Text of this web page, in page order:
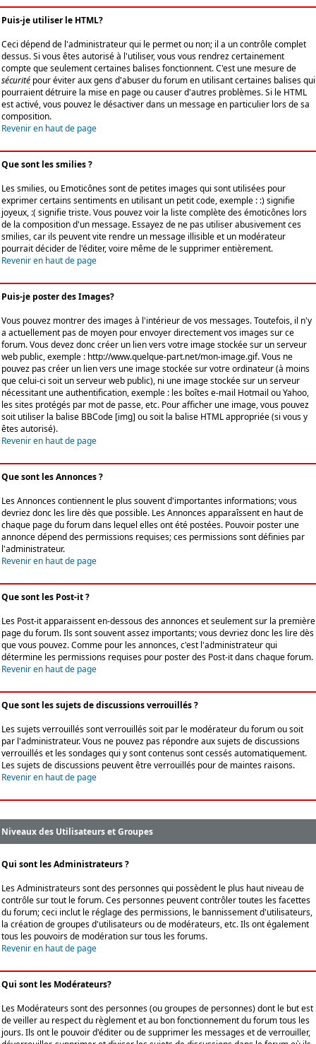
Puis-je utiliser le HTML?
Ceci dépend de l'administrateur qui le permet ou non; il a un contrôle complet
dessus. Si vous êtes autorisé à l'utiliser, vous vous rendrez certainement
compte que seulement certaines balises fonctionnent. C'est une mesure de
sécurité pour éviter aux gens d'abuser du forum en utilisant certaines balises qui
pourraient détruire la mise en page ou causer d'autres problèmes. Si le HTML
est activé, vous pouvez le désactiver dans un message en particulier lors de sa
composition.
Revenir en haut de page
Que sont les smilies ?
Les smilies, ou Emoticônes sont de petites images qui sont utilisées pour
exprimer certains sentiments en utilisant un petit code, exemple : :) signifie
joyeux, :( signifie triste. Vous pouvez voir la liste complète des émoticônes lors
de la composition d'un message. Essayez de ne pas utiliser abusivement ces
smilies, car ils peuvent vite rendre un message illisible et un modérateur
pourrait décider de l'éditer, voire même de le supprimer entièrement.
Revenir en haut de page
Puis-je poster des Images?
Vous pouvez montrer des images à l'intérieur de vos messages. Toutefois, il n'y
a actuellement pas de moyen pour envoyer directement vos images sur ce
forum. Vous devez donc créer un lien vers votre image stockée sur un serveur
web public, exemple : http://www.quelque-part.net/mon-image.gif. Vous ne
pouvez pas créer un lien vers une image stockée sur votre ordinateur (à moins
que celui-ci soit un serveur web public), ni une image stockée sur un serveur
nécessitant une authentification, exemple : les boîtes e-mail Hotmail ou Yahoo,
les sites protégés par mot de passe, etc. Pour afficher une image, vous pouvez
soit utiliser la balise BBCode [img] ou soit la balise HTML appropriée (si vous y
êtes autorisé).
Revenir en haut de page
Que sont les Annonces ?
Les Annonces contiennent le plus souvent d'importantes informations; vous
devriez donc les lire dès que possible. Les Annonces apparaîssent en haut de
chaque page du forum dans lequel elles ont été postées. Pouvoir poster une
annonce dépend des permissions requises; ces permissions sont définies par
l'administrateur.
Revenir en haut de page
Que sont les Post-it ?
Les Post-it apparaissent en-dessous des annonces et seulement sur la première
page du forum. Ils sont souvent assez importants; vous devriez donc les lire dès
que vous pouvez. Comme pour les annonces, c'est l'administrateur qui
détermine les permissions requises pour poster des Post-it dans chaque forum.
Revenir en haut de page
Que sont les sujets de discussions verrouillés ?
Les sujets verrouillés sont verrouillés soit par le modérateur du forum ou soit
par l'administrateur. Vous ne pouvez pas répondre aux sujets de discussions
verrouillés et les sondages qui y sont contenus sont cessés automatiquement.
Les sujets de discussions peuvent être verrouillés pour de maintes raisons.
Revenir en haut de page
Niveaux des Utilisateurs et Groupes
Qui sont les Administrateurs ?
Les Administrateurs sont des personnes qui possèdent le plus haut niveau de
contrôle sur tout le forum. Ces personnes peuvent contrôler toutes les facettes
du forum; ceci inclut le réglage des permissions, le bannissement d'utilisateurs,
la création de groupes d'utilisateurs ou de modérateurs, etc. Ils ont également
tous les pouvoirs de modération sur tous les forums.
Revenir en haut de page
Qui sont les Modérateurs?
Les Modérateurs sont des personnes (ou groupes de personnes) dont le but est
de veiller au respect du règlement et au bon fonctionnement du forum tous les
jours. Ils ont le pouvoir d'éditer ou de supprimer les messages et de verrouiller,